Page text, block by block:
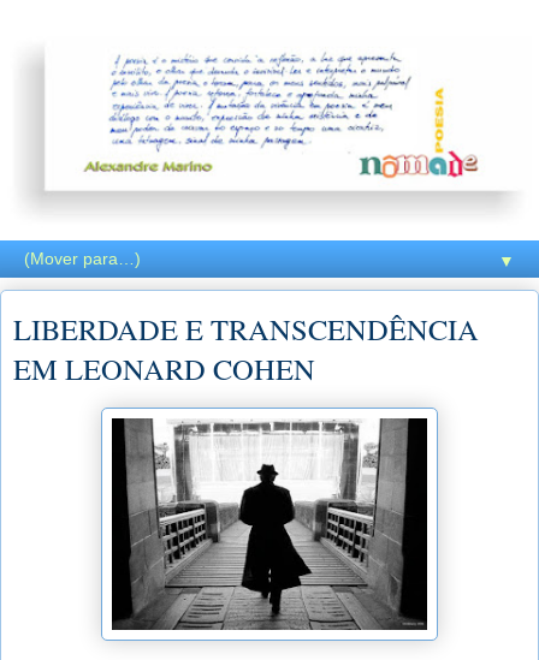
▼
LIBERDADE E TRANSCENDÊNCIA
EM LEONARD COHEN